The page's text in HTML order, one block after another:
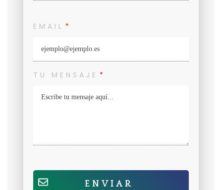
EMAIL
TU MENSAJE
ENVIAR